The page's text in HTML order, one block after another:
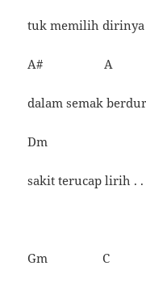
tuk memilih dirinya
A# A
dalam semak
Dm
sakit terucap lirih . .
Gm C